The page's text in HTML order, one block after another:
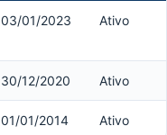
03/01/2023 Ativo
30/12/2020 Ativo
01/01/2014 Ativo